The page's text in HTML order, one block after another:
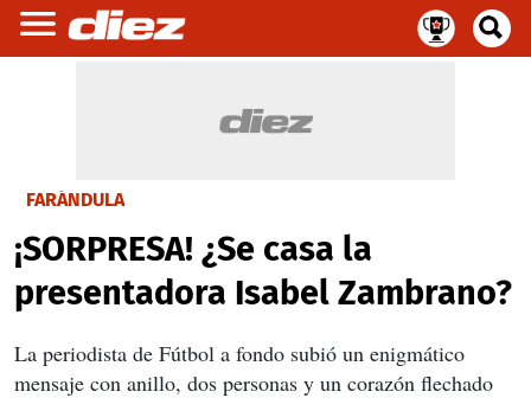
FARÁNDULA
¡SORPRESA! ¿Se casa la
presentadora Isabel Zambrano?
La periodista de Fútbol a fondo subió un enigmático
mensaje con anillo, dos personas y un corazón flechado